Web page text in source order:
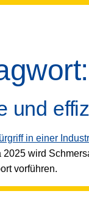
und
2025 wird
vorführen.